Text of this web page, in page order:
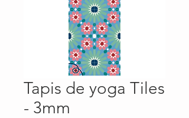
Tapis de yoga Tiles
- 3mm